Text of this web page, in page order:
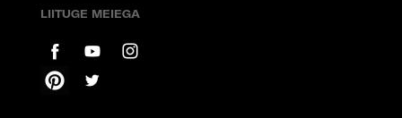
LIITUGE MEIEGA